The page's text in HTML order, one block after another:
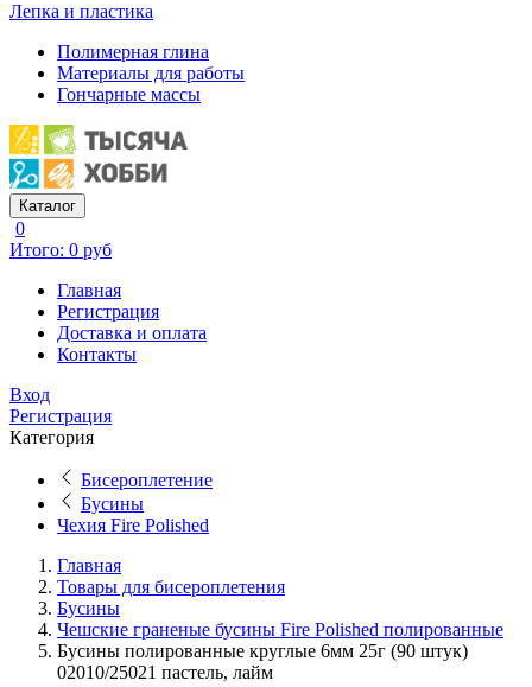
Лепка и пластика
Полимерная глина
Материалы для работы
Гончарные массы
Каталог
0
Итого: 0 руб
Главная
Регистрация
Доставка и оплата
Контакты
Вход
Регистрация
Категория
Бисероплетение
Бусины
Чехия Fire Polished
Главная
Товары для бисероплетения
Бусины
Чешские граненые бусины Fire Polished полированные
Бусины полированные круглые 6мм 25г (90 штук)
02010/25021 пастель, лайм